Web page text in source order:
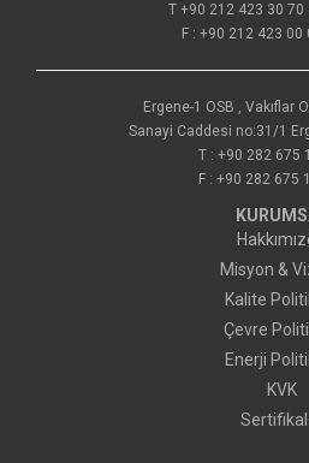
T +90 212 423 30 70
F : +90 212 423 00
Ergene-1 OSB , Vakıflar
Sanayi Caddesi no:31/1
T : +90 282 675
F : +90 282 675
Misyon &
Kalite
Çevre
Enerji
KVK